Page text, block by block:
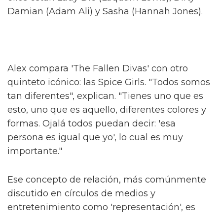
Alex, conocido por sus papeles en el escenario
como queer".
Hacen una interesante distinción de que "no
es nada como lo que he visto" respecto a la
televisión británica. Al ser preguntado sobre
cómo se relaciona con algo como 'Pose', Alex
concede que es un buen punto de referencia.
idea salvaje. "¿Quién no querría ver eso?"
Alex interpreta a Sticky Nikki, uno de 'The